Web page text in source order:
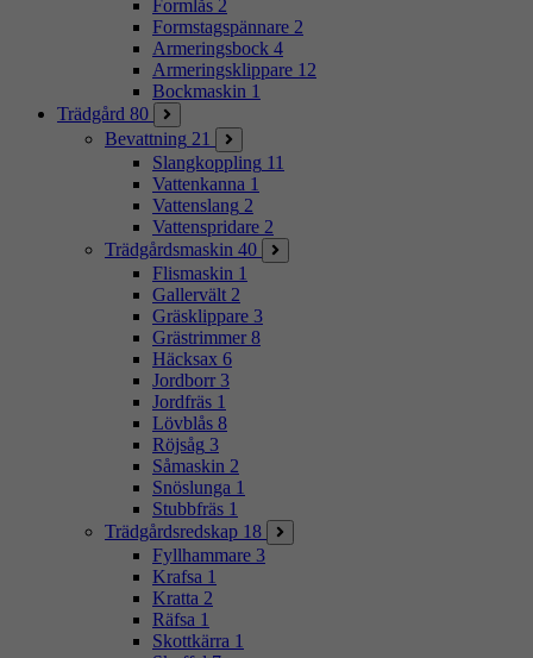
Formlås 2
Formstagspännare 2
Armeringsbock 4
Armeringsklippare 12
Bockmaskin 1
Trädgård 80
Bevattning 21
Slangkoppling 11
Vattenkanna 1
Vattenslang 2
Vattenspridare 2
Trädgårdsmaskin 40
Flismaskin 1
Gallervält 2
Gräsklippare 3
Grästrimmer 8
Häcksax 6
Jordborr 3
Jordfräs 1
Lövblås 8
Röjsåg 3
Såmaskin 2
Snöslunga 1
Stubbfräs 1
Trädgårdsredskap 18
Fyllhammare 3
Krafsa 1
Kratta 2
Räfsa 1
Skottkärra 1